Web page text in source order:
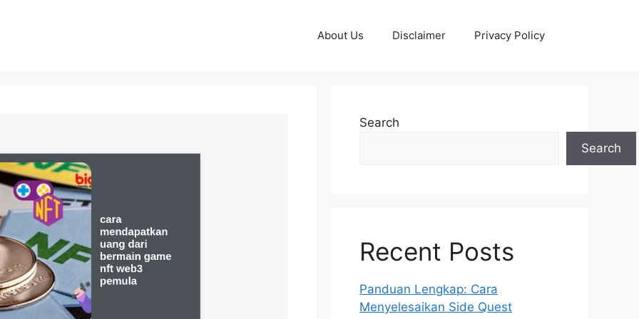
About Us Disclaimer Privacy Policy
Search
Search
Recent Posts
Panduan Lengkap: Cara
Menyelesaikan Side Quest